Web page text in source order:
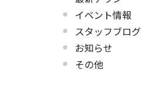
イベント情報
スタッフブログ
お知らせ
その他